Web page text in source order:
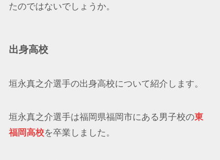
たのではないでしょうか。
出身高校
垣永真之介選手の出身高校について紹介します。
垣永真之介選手は福岡県福岡市にある男子校の東
福岡高校を卒業しました。